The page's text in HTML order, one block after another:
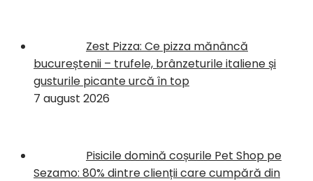
Zest Pizza: Ce pizza mănâncă
bucureștenii – trufele, brânzeturile italiene și
gusturile picante urcă în top
7 august 2026
Pisicile domină coșurile Pet Shop pe
Sezamo: 80% dintre clienții care cumpără din